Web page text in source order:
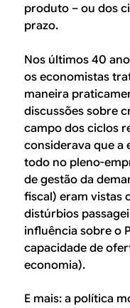
u
c
a
produto – ou dos
prazo.
Nos últimos 40
os economistas
maneira
discussões sobre
campo dos ciclos
considerava que a
todo no pleno-
de gestão da
fiscal) eram vistas
distúrbios
influência sobre o
capacidade de
economia).
E mais: a política